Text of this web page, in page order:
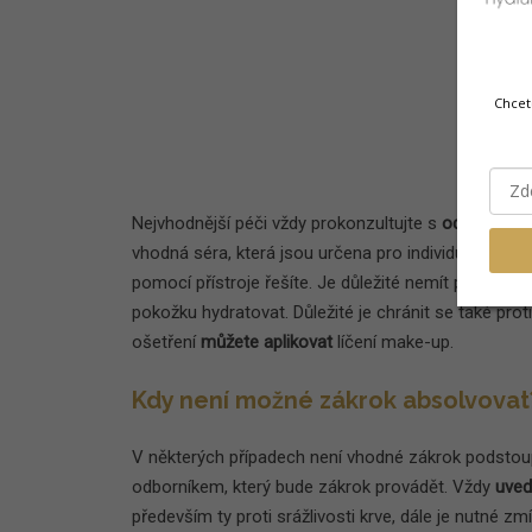
Nejvhodnější péči vždy prokonzultujte s
vhodná séra, která jsou určena pro individuální
pomocí přístroje řešíte. Je důležité nemít pocit
pokožku hydratovat. Důležité je chránit se také
ošetření můžete aplikovat líčení make-up.
Kdy není možné zákrok
V některých případech není vhodné zákrok
odborníkem, který bude zákrok provádět. Vždy
především ty proti srážlivosti krve, dále je nutné